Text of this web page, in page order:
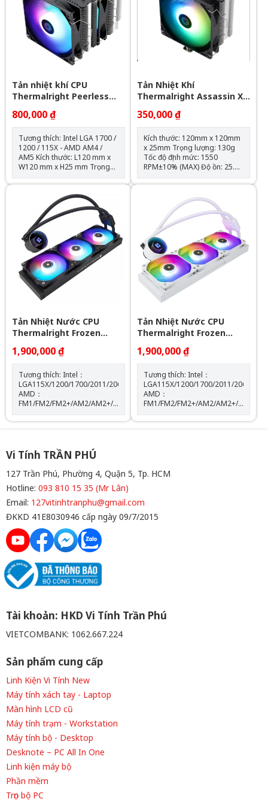
Tuổi thọ máy bơm: 30.000 giờ
Độ ồn: 30dBA Tốc độ bơm:
2400 +- 10%
Tản nhiệt khí CPU
Thermalright Peerless
Assassin 120 SE ARGB
(Đen, 2 Tháp)
800,000 ₫
Tương thích: Intel LGA 1700 /
1200 / 115X - AMD AM4 /
AM5 Kích thước: L120 mm x
W120 mm x H25 mm Trọng
lượng: 120g Tốc độ định mức:
1550 RPM ± 10% (MAX) Mức
ồn: 25,6 dBA Lưu lượng
không khí: 66,17 CFM (MAX)
Áp suất không khí: 1,53mm
H2O (MAX) Ampe: 0.20 A Đầu
nối: 4 Pin (Đầu nối quạt PWM)
Đầu nối ARGB sync main
board: 3 PIN 5V ( sản phẩm
không kèm theo hub điều
khiển led) Loại vòng bi: Vòng
bi S-FDB
Tản Nhiệt Khí
Thermalright Assassin X
120 Refined SE RGB V2
350,000 ₫
Kích thước: 120mm x 120mm
x 25mm Trọng lượng: 130g
Tốc độ định mức: 1550
RPM±10% (MAX) Độ ồn: 25.6
dBA Lưu lượng không khí:
66,17 CFM (MAX) Áp suất
không khí: 1.53mm H2O
4 chân (đầu nối quạt PWM)
Loại vòng bi: Vòng bi S-FDB
Tản Nhiệt Nước CPU
Thermalright Frozen
Notte 360 BLACK ARGB
1,900,000 ₫
Tương thích: Intel：
LGA115X/1200/1700/2011/2066
AMD：
FM1/FM2/FM2+/AM2/AM2+/AM3/AM3+/AM4/AM5
Kích thước máy bơm: W72
mm x D72 mm x H54 mm Tốc
Độ ồn của máy bơm: 28 dBA
Màu sắc: BLACK
Tản Nhiệt Nước CPU
Thermalright Frozen
Notte 360 WHITE ARGB
1,900,000 ₫
Tương thích: Intel：
LGA115X/1200/1700/2011/2066
AMD：
FM1/FM2/FM2+/AM2/AM2+/AM3/
Kích thước máy bơm: W72
mm x D72 mm x H54 mm Tốc
Vi Tính TRẦN PHÚ
127 Trần Phú, Phường 4, Quận 5, Tp. HCM
Hotline: 093 810 15 35 (Mr Lân)
Email: 127vitinhtranphu@gmail.com
ĐKKD 41E8030946 cấp ngày 09/7/2015
Tài khoản: HKD Vi Tính Trần Phú
VIETCOMBANK: 1062.667.224
Sản phẩm cung cấp
Linh Kiện Vi Tính New
Máy tính xách tay - Laptop
Màn hình LCD cũ
Máy tính trạm - Workstation
Máy tính bộ - Desktop
Desknote – PC All In One
Linh kiện máy bộ
Phần mềm
Trọn bộ PC